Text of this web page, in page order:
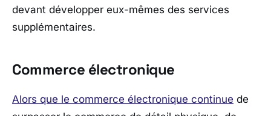
devant développer eux-mêmes des services
supplémentaires.
Commerce électronique
Alors que le commerce électronique continue de